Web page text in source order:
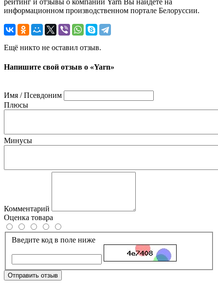
рейтинг и отзывы о компании Yarn Вы найдете на
информационном производственном портале Белоруссии.
Ещё никто не оставил отзыв.
Напишите свой отзыв о «Yarn»
Имя / Псевдоним
Плюсы
Минусы
Комментарий
Оценка товара
Введите код в поле ниже
Отправить отзыв